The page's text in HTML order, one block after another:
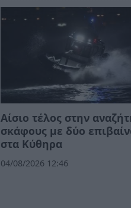
Αίσιο τέλος στην
σκάφους με δύο
στα Κύθηρα
04/08/2026 12:46